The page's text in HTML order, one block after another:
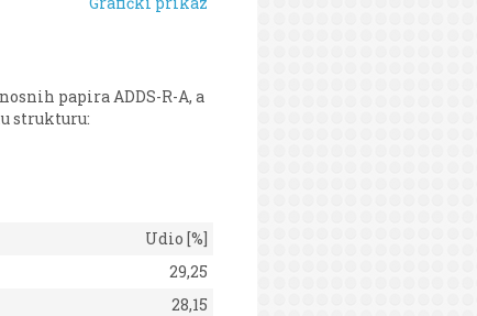
papira ADDS-R-A, a
strukturu:
Udio [%]
29,25
28,15